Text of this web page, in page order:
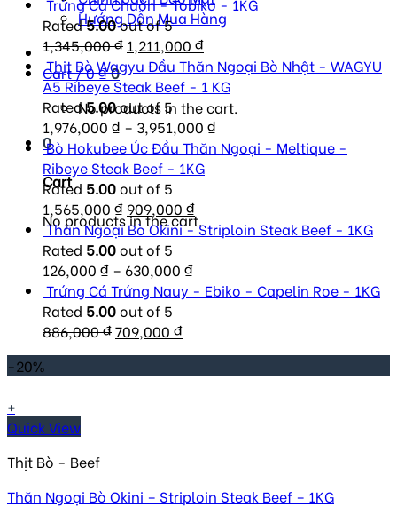
Hướng Dẫn Mua Hàng
Cart /0₫0
No products in the cart.
0
Cart
No products in the cart.
Rated5.00out of 5
1,345,000₫ Original
price
was:
1,345,000 ₫.
1,211,000 ₫Current
price
is:
1,211,000 ₫.
Thịt Bò Wagyu Đầu Thăn Ngoại Bò Nhật - WAGYU
A5 Ribeye Steak Beef - 1 KG
Rated5.00out of 5
1,976,000 ₫ – 3,951,000 ₫
Bò Hokubee Úc Đầu Thăn Ngoại - Meltique -
Ribeye Steak Beef - 1KG
Rated 5.00out of 5
1,565,000₫ Original
price
was:
1,565,000 ₫.
909,000 ₫Current
price
Thăn Ngoại Bò Okini - Striploin Steak Beef - 1KG
Rated 5.00out of 5
126,000 ₫ – 630,000 ₫
Trứng Cá Trứng Nauy - Ebiko - Capelin Roe - 1KG
Rated 5.00out of 5
886,000₫Original
price
was:
709,000 ₫Current
price
is:
-20%
+
Quick View
Thịt Bò - Beef
Thăn Ngoại Bò Okini – Striploin Steak Beef – 1KG